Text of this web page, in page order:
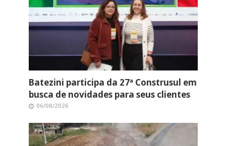
Batezini participa da 27ª Construsul em
busca de novidades para seus clientes
06/08/2026